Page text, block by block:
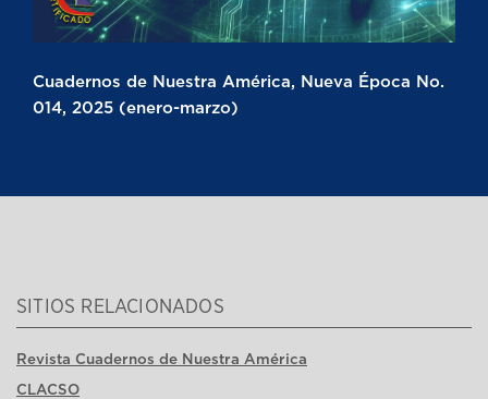
Cuadernos de Nuestra América, Nueva Época No.
014, 2025 (enero-marzo)
SITIOS RELACIONADOS
Revista Cuadernos de Nuestra América
CLACSO